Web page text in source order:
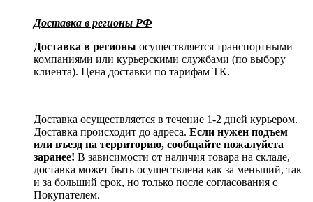
Доставка в регионы РФ
Доставка в регионы осуществляется транспортными
компаниями или курьерскими службами (по выбору
клиента). Цена доставки по тарифам ТК.
Доставка осуществляется в течение 1-2 дней курьером.
Доставка происходит до адреса. Если нужен подъем
или въезд на территорию, сообщайте пожалуйста
заранее! В зависимости от наличия товара на складе,
доставка может быть осуществлена как за меньший, так
и за больший срок, но только после согласования с
Покупателем.